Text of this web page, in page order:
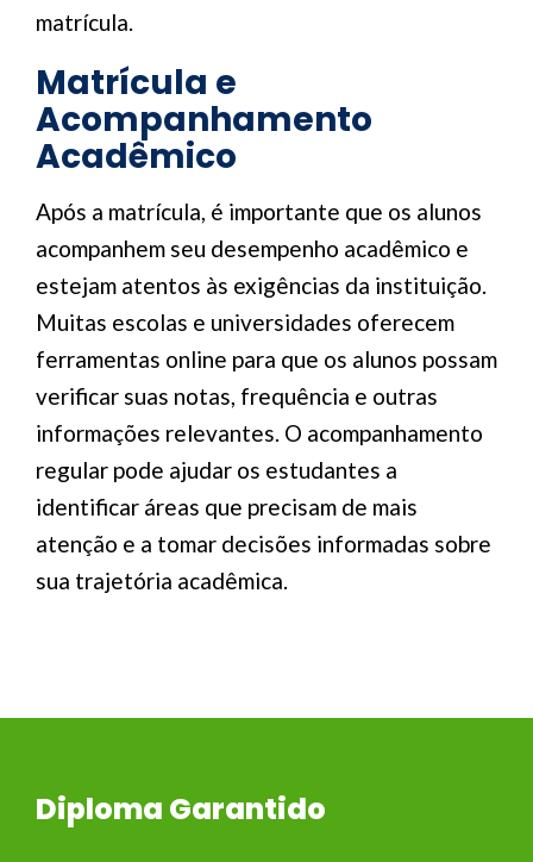
matrícula.
Matrícula e
Acompanhamento
Acadêmico
Após a matrícula, é importante que os alunos
acompanhem seu desempenho acadêmico e
estejam atentos às exigências da instituição.
Muitas escolas e universidades oferecem
ferramentas online para que os alunos possam
verificar suas notas, frequência e outras
informações relevantes. O acompanhamento
regular pode ajudar os estudantes a
identificar áreas que precisam de mais
atenção e a tomar decisões informadas sobre
sua trajetória acadêmica.
Diploma Garantido